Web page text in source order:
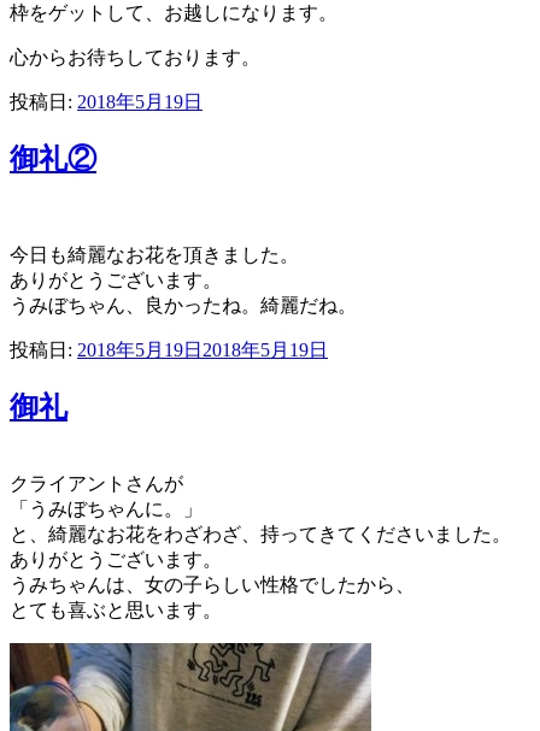
枠をゲットして、お越しになります。
心からお待ちしております。
投稿日: 2018年5月19日
御礼②
今日も綺麗なお花を頂きました。
ありがとうございます。
うみぼちゃん、良かったね。綺麗だね。
投稿日: 2018年5月19日 2018年5月19日
御礼
クライアントさんが
「うみぼちゃんに。」
と、綺麗なお花をわざわざ、持ってきてくださいました。
ありがとうございます。
うみちゃんは、女の子らしい性格でしたから、
とても喜ぶと思います。